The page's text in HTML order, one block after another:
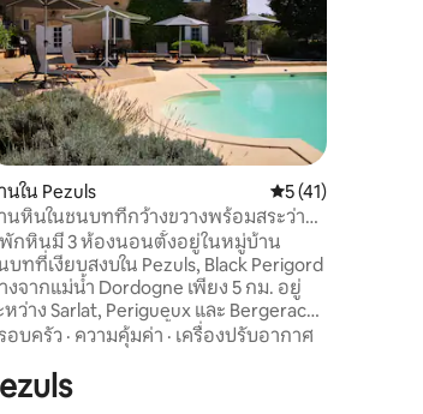
จาก 5, 121 รีวิว
นใน Pezuls คะแนนเฉลี่ย 5 จาก
5 (41)
นหินในชนบทที่กว้างขวางพร้อมสระว่าย
ส่วนตัว
กหินมี 3 ห้องนอนตั้งอยู่ในหมู่บ้าน
บทที่เงียบสงบใน Pezuls, Black Perigord
งจากแม่น้ำ Dordogne เพียง 5 กม. อยู่
หว่าง Sarlat, Perigueux และ Bergerac
ะเข้าถึง Dordogne ทั้งหมดได้อย่าง
าดใหญ่พื้นที่กว้างขวางกว่า 2 เอเคอร์
งส่วนเป็นไม้) ให้ผู้เข้าพักใช้งานและมี
อบครัว · ความคุ้มค่า · เครื่องปรับอากาศ